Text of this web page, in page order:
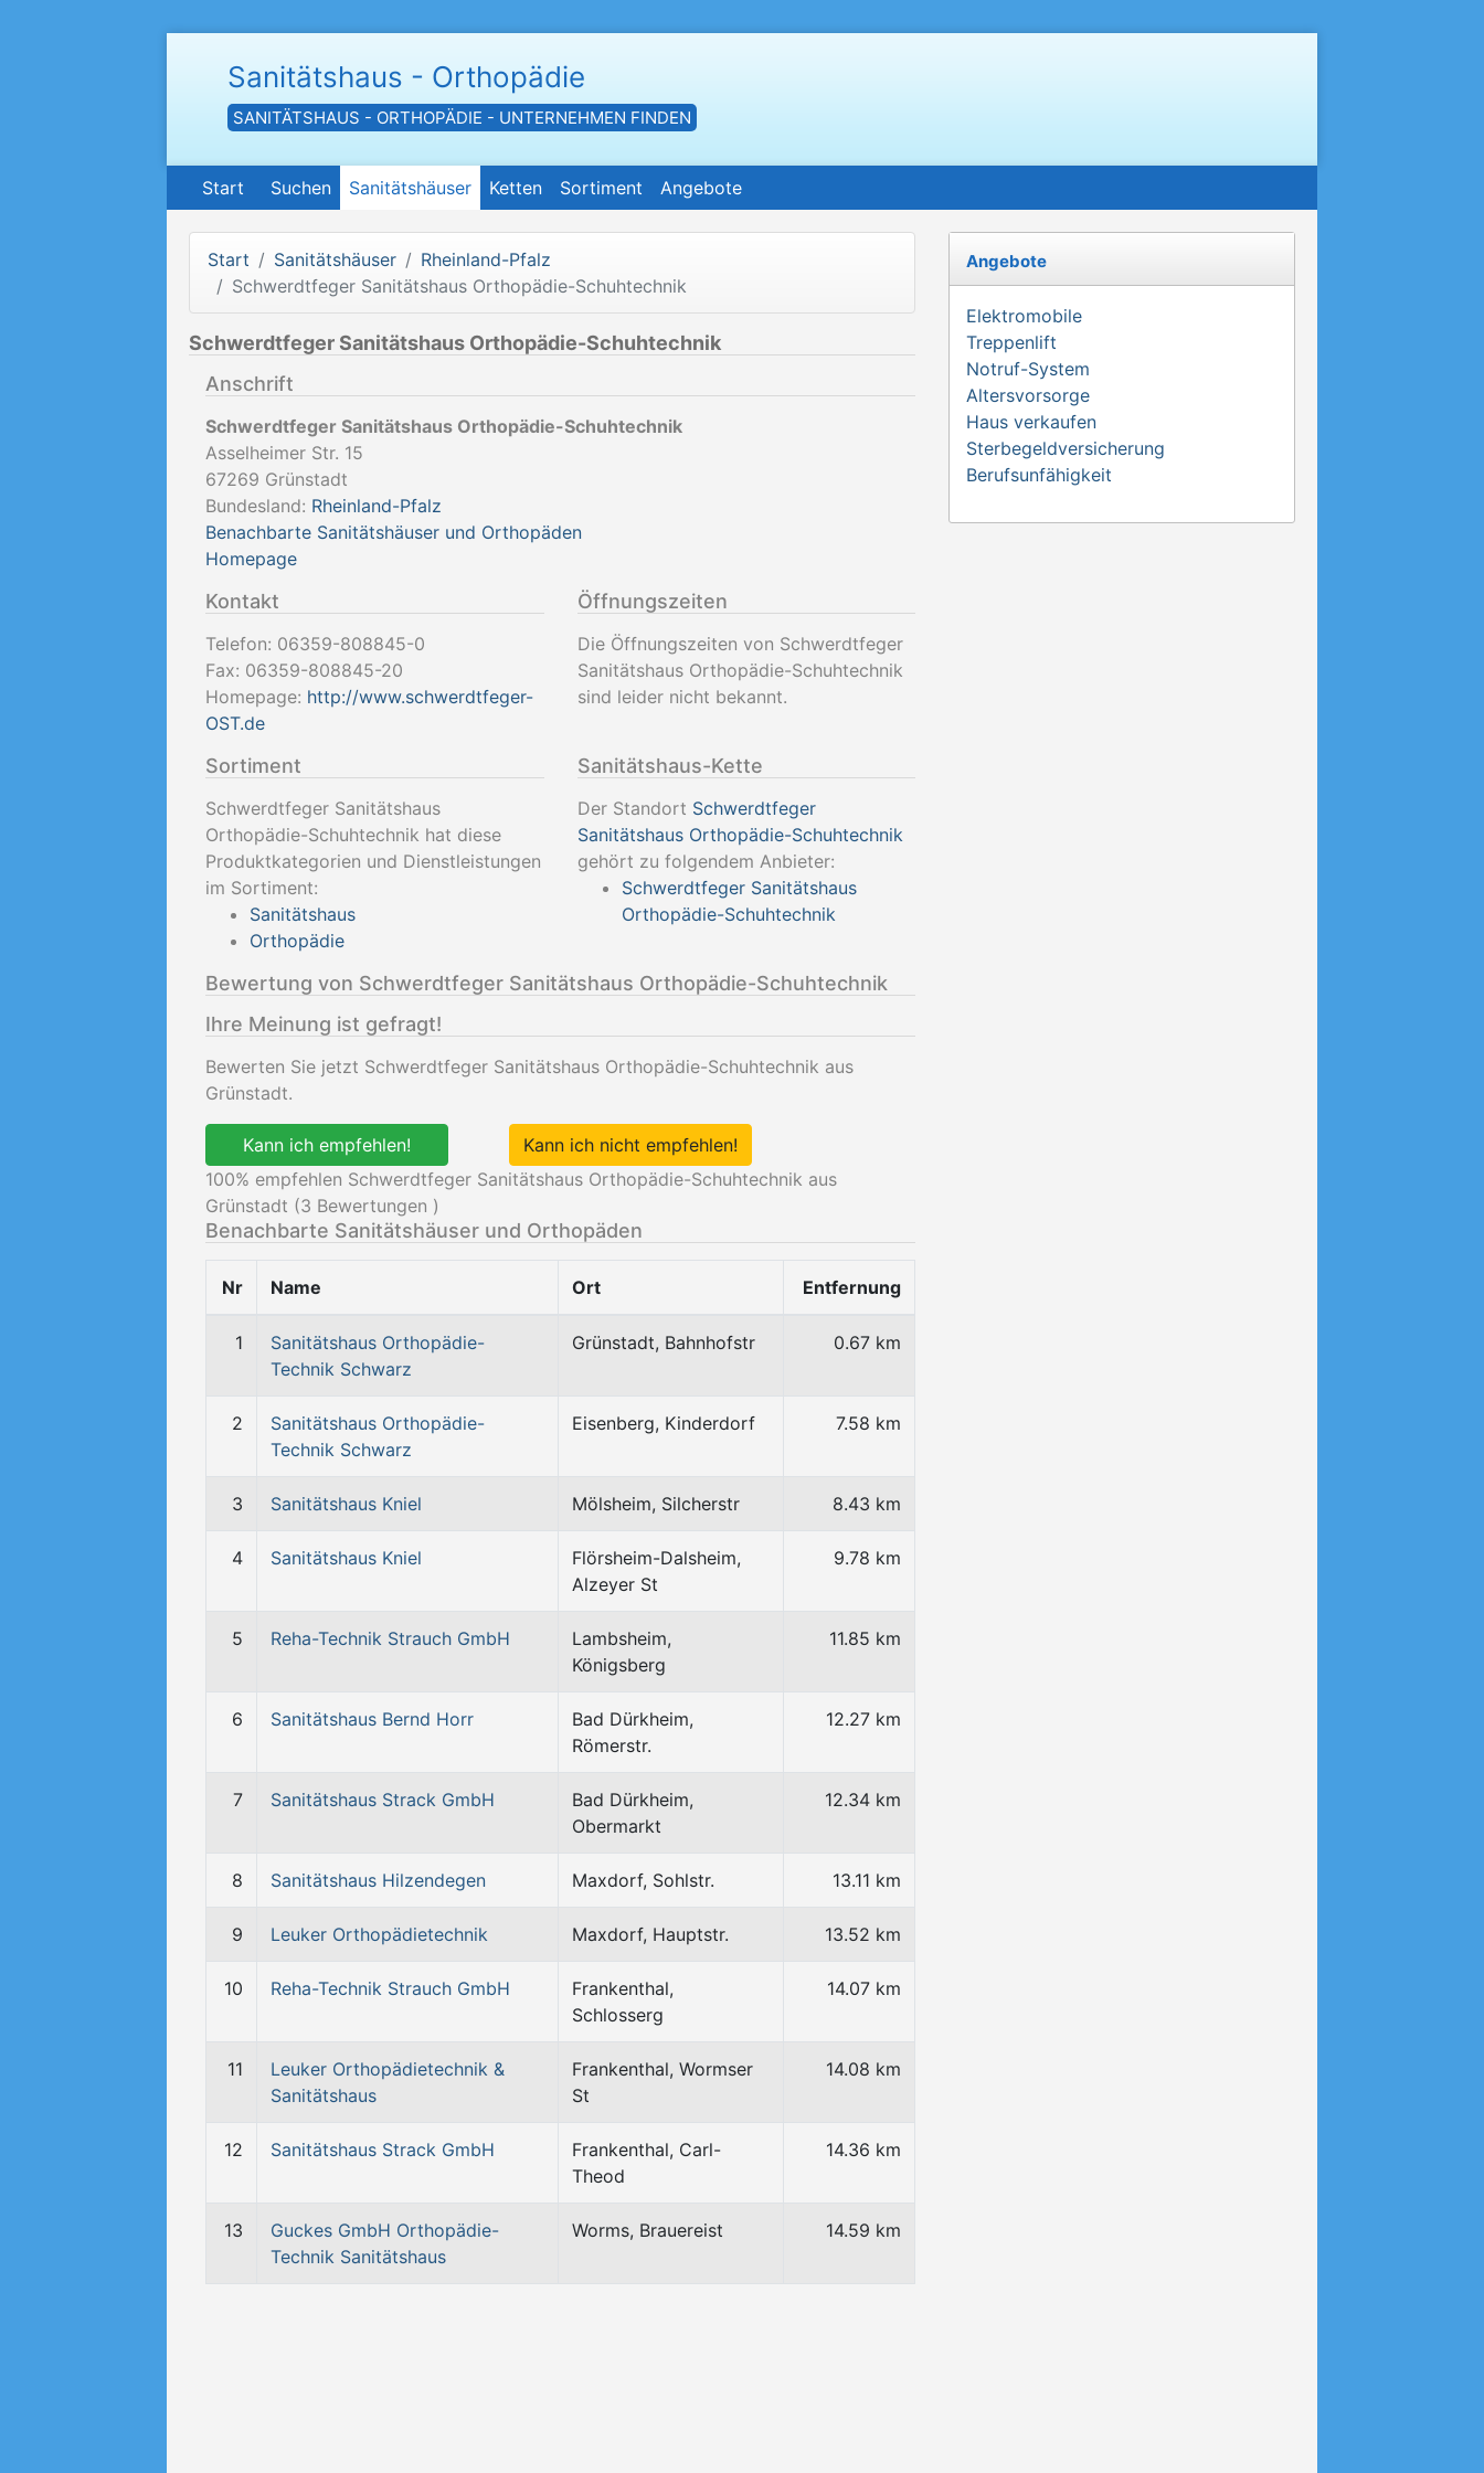
Sanitätshaus - Orthopädie
SANITÄTSHAUS - ORTHOPÄDIE - UNTERNEHMEN FINDEN
Start Suchen Sanitätshäuser Ketten Sortiment Angebote
Start Sanitätshäuser
Rheinland-Pfalz
Schwerdtfeger Sanitätshaus Orthopädie-Schuhtechnik
Schwerdtfeger Sanitätshaus Orthopädie-Schuhtechnik
Anschrift
Schwerdtfeger Sanitätshaus Orthopädie-Schuhtechnik
Asselheimer Str. 15
67269 Grünstadt
Bundesland: Rheinland-Pfalz
Benachbarte Sanitätshäuser und Orthopäden
Homepage
Kontakt
Telefon: 06359-808845-0
Fax: 06359-808845-20
Homepage: http://www.schwerdtfeger-
OST.de
Öffnungszeiten
Die Öffnungszeiten von Schwerdtfeger
Sanitätshaus Orthopädie-Schuhtechnik
sind leider nicht bekannt.
Sortiment
Schwerdtfeger Sanitätshaus
Orthopädie-Schuhtechnik hat diese
Produktkategorien und Dienstleistungen
im Sortiment:
Sanitätshaus
Orthopädie
Sanitätshaus-Kette
Der Standort Schwerdtfeger
Sanitätshaus Orthopädie-Schuhtechnik
gehört zu folgendem Anbieter:
Schwerdtfeger Sanitätshaus
Orthopädie-Schuhtechnik
Bewertung von Schwerdtfeger Sanitätshaus Orthopädie-Schuhtechnik
Ihre Meinung ist gefragt!
Bewerten Sie jetzt Schwerdtfeger Sanitätshaus Orthopädie-Schuhtechnik aus
Grünstadt.
Kann ich empfehlen!
Kann ich nicht empfehlen!
100% empfehlen Schwerdtfeger Sanitätshaus Orthopädie-Schuhtechnik aus
Grünstadt (3 Bewertungen )
Benachbarte Sanitätshäuser und Orthopäden
Nr Name Ort Entfernung
1
Sanitätshaus Orthopädie-
Technik Schwarz
Grünstadt, Bahnhofstr 0.67 km
2
Sanitätshaus Orthopädie-
Technik Schwarz
Eisenberg, Kinderdorf 7.58 km
3 Sanitätshaus Kniel Mölsheim, Silcherstr 8.43 km
4 Sanitätshaus Kniel
Flörsheim-Dalsheim,
Alzeyer St
9.78 km
5 Reha-Technik Strauch GmbH
Lambsheim,
Königsberg
11.85 km
6 Sanitätshaus Bernd Horr
Bad Dürkheim,
Römerstr.
12.27 km
7 Sanitätshaus Strack GmbH
Bad Dürkheim,
Obermarkt
12.34 km
8 Sanitätshaus Hilzendegen Maxdorf, Sohlstr. 13.11 km
9 Leuker Orthopädietechnik Maxdorf, Hauptstr. 13.52 km
10 Reha-Technik Strauch GmbH
Frankenthal,
Schlosserg
14.07 km
11
Leuker Orthopädietechnik &
Sanitätshaus
Frankenthal, Wormser
St
14.08 km
12 Sanitätshaus Strack GmbH
Frankenthal, Carl-
Theod
14.36 km
13
Guckes GmbH Orthopädie-
Technik Sanitätshaus
Worms, Brauereist 14.59 km
Angebote
Elektromobile
Treppenlift
Notruf-System
Altersvorsorge
Haus verkaufen
Sterbegeldversicherung
Berufsunfähigkeit